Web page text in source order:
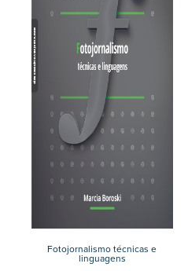
Fotojornalismo técnicas e
linguagens